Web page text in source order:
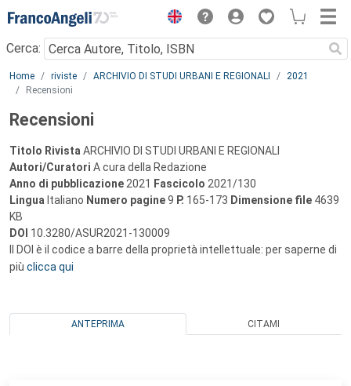
Menu
Cerca:
Main content
Home riviste ARCHIVIO DI STUDI URBANI E REGIONALI
2021
Recensioni
Recensioni
Titolo Rivista ARCHIVIO DI STUDI URBANI E REGIONALI
Autori/Curatori A cura della Redazione
Anno di pubblicazione 2021 Fascicolo 2021/130
Lingua Italiano Numero pagine9 P. 165-173 Dimensione file 4639
KB
DOI 10.3280/ASUR2021-130009
Il DOI è il codice a barre della proprietà intellettuale: per saperne di
più clicca qui
ANTEPRIMA CITAMI